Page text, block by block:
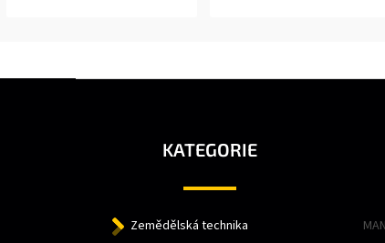
KATEGORIE
Zemědělská technika